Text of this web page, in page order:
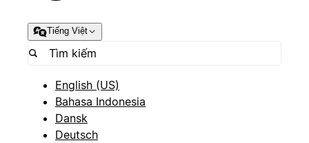
Tiếng Việt
English (US)
Bahasa Indonesia
Dansk
Deutsch